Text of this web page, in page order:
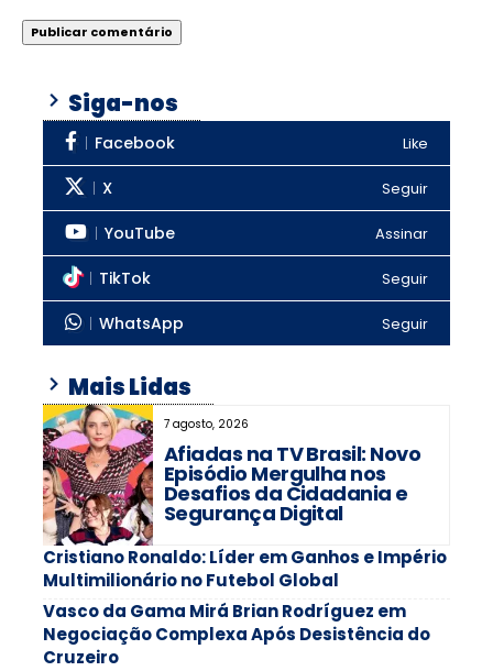
Siga-nos
Facebook Like
X Seguir
YouTube Assinar
TikTok Seguir
WhatsApp Seguir
Mais Lidas
7 agosto, 2026
Afiadas na TV Brasil: Novo
Episódio Mergulha nos
Desafios da Cidadania e
Segurança Digital
Cristiano Ronaldo: Líder em Ganhos e Império
Multimilionário no Futebol Global
Vasco da Gama Mirá Brian Rodríguez em
Negociação Complexa Após Desistência do
Cruzeiro